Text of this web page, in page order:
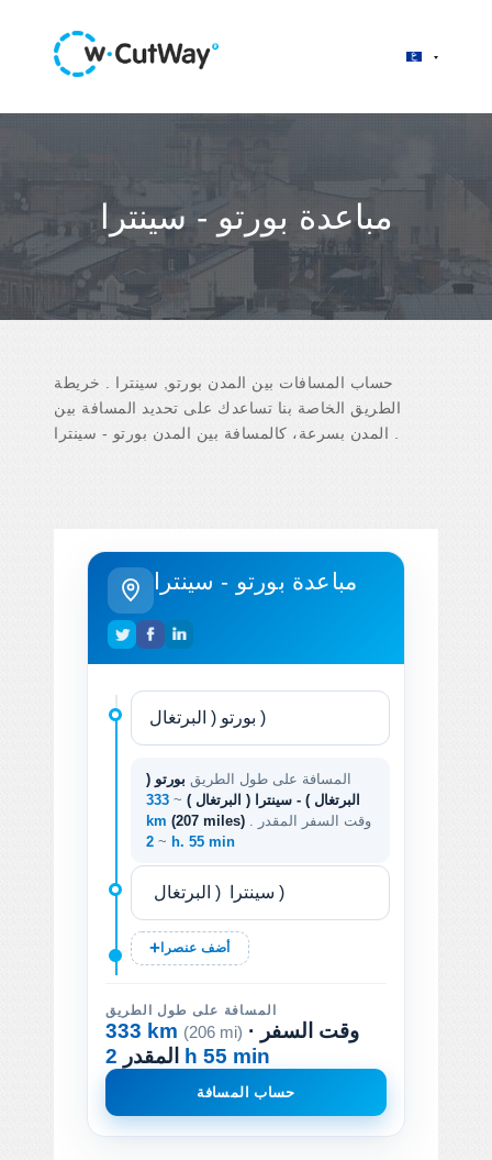
مباعدة بورتو - سينترا
حساب المسافات بين المدن بورتو, سينترا . خريطة
الطريق الخاصة بنا تساعدك على تحديد المسافة بين
مباعدة بورتو - سينترا
المسافة على طول الطريق بورتو (
البرتغال ) - سينترا ( البرتغال ) ~
333
km (207 miles)
~ 2 h. 55 min
أضف عنصرا
المسافة على طول الطريق
333 km (206 mi) · وقت السفر
المقدر 2 h 55 min
حساب المسافة